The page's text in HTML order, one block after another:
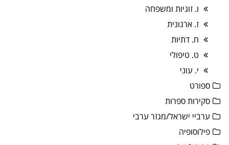
ו. זוגיות ומשפחה
ז. ארגונית
ח. דתיות
ט. טיפולי
י. עוני
ספורט
סקירות ספרות
ערביי ישראל/מגזר ערבי
פילוסופיה